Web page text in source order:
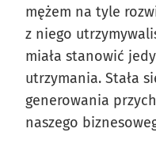
mężem na tyle
z niego
miała stanowić
utrzymania. Stała
generowania
naszego